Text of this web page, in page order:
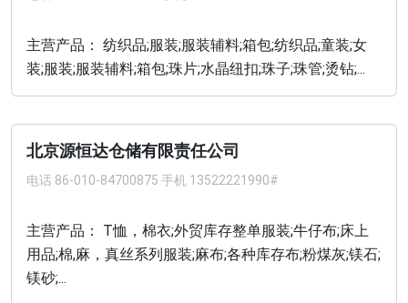
主营产品： 纺织品;服装;服装辅料;箱包;纺织品;童装;女
装;服装;服装辅料;箱包;珠片;水晶纽扣;珠子;珠管;烫钻;...
北京源恒达仓储有限责任公司
电话 86-010-84700875 手机 13522221990#
主营产品： T恤，棉衣;外贸库存整单服装;牛仔布;床上
用品;棉,麻，真丝系列服装;麻布;各种库存布;粉煤灰;镁石;
镁砂;...